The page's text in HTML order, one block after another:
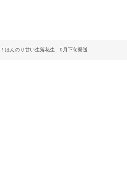
ほんのり甘い生落花生 9月下旬発送